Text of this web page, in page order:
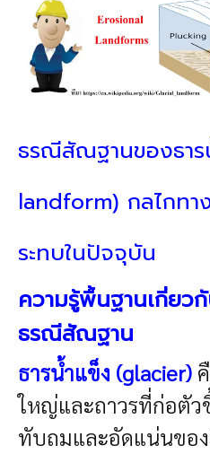
ธรณีสัณฐานของธาร
landform) กลไกท
ระทบในปัจจุบัน
ความรู้พื้นฐานเกี่ยว
ธรณีสัณฐาน
ธารน้ำแข็ง (glacier)
ใหญ่และถาวรที่ก่อตั
ทับถมและอัดแน่นขอ